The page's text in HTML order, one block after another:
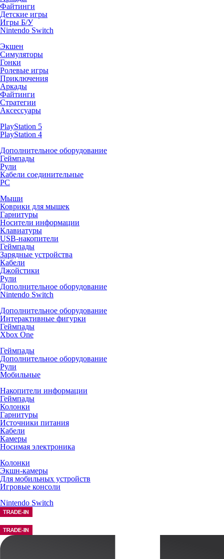
Файтинги
Детские игры
Игры Б/У
Nintendo Switch
Экшен
Симуляторы
Гонки
Ролевые игры
Приключения
Аркады
Файтинги
Стратегии
Аксессуары
PlayStation 5
PlayStation 4
Дополнительное оборудование
Геймпады
Рули
Кабели соединительные
PC
Мыши
Коврики для мышек
Гарнитуры
Носители информации
Клавиатуры
USB-накопители
Геймпады
Зарядные устройства
Кабели
Джойстики
Рули
Дополнительное оборудование
Nintendo Switch
Дополнительное оборудование
Интерактивные фигурки
Геймпады
Xbox One
Геймпады
Дополнительное оборудование
Рули
Мобильные
Накопители информации
Геймпады
Колонки
Гарнитуры
Источники питания
Кабели
Камеры
Носимая электроника
Колонки
Экшн-камеры
Для мобильных устройств
Игровые консоли
Nintendo Switch